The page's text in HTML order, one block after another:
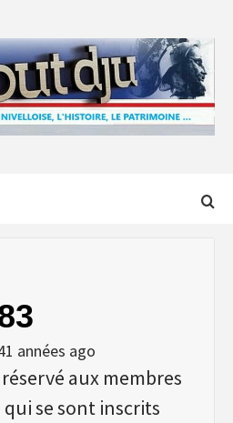
années ago
aux membres
qui se sont inscrits